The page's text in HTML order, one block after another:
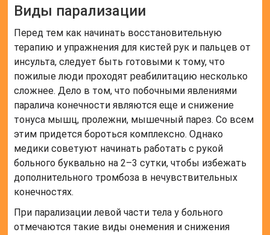
Виды парализации
Перед тем как начинать восстановительную
терапию и упражнения для кистей рук и пальцев от
инсульта, следует быть готовыми к тому, что
пожилые люди проходят реабилитацию несколько
сложнее. Дело в том, что побочными явлениями
паралича конечности являются еще и снижение
тонуса мышц, пролежни, мышечный парез. Со всем
этим придется бороться комплексно. Однако
медики советуют начинать работать с рукой
больного буквально на 2–3 сутки, чтобы избежать
дополнительного тромбоза в нечувствительных
конечностях.
При парализации левой части тела у больного
отмечаются такие виды онемения и снижения